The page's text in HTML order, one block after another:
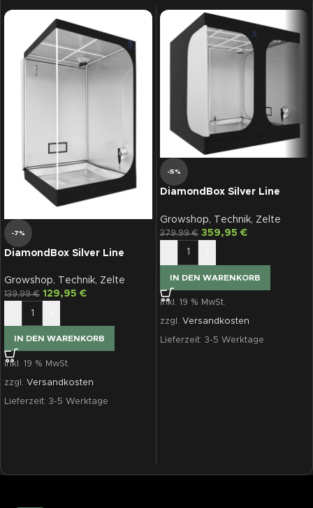
-7%
DiamondBox Silver Line
Growshop, Technik, Zelte
139,99€ 129,95 €
IN DEN WARENKORB
inkl. 19 % MwSt.
zzgl. Versandkosten
Lieferzeit: 3-5 Werktage
-5%
DiamondBox Silver Line
Growshop, Technik, Zelte
379,99€ 359,95 €
IN DEN WARENKORB
inkl. 19 % MwSt.
zzgl. Versandkosten
Lieferzeit: 3-5 Werktage